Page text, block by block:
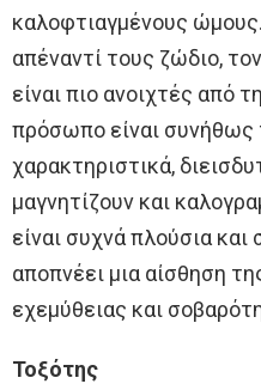
καλοφτιαγμένους
απέναντί τους ζώδιο,
είναι πιο ανοιχτές από
πρόσωπο είναι συνήθως
χαρακτηριστικά,
μαγνητίζουν και
είναι συχνά πλούσια
αποπνέει μια αίσθηση
εχεμύθειας και
Τοξότης